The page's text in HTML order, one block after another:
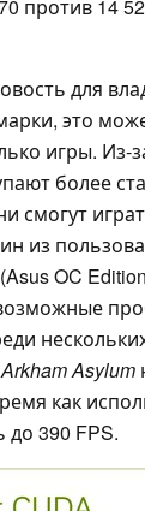
против 14
для
это
игры.
более
смогут
из
OC Edition
Asylum
как
до 390 FPS.